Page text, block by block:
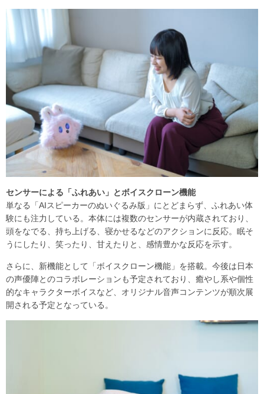
センサーによる「ふれあい」とボイスクローン機能
単なる「AIスピーカーのぬいぐるみ版」にとどまらず、ふれあい体
験にも注力している。本体には複数のセンサーが内蔵されており、
頭をなでる、持ち上げる、寝かせるなどのアクションに反応。眠そ
うにしたり、笑ったり、甘えたりと、感情豊かな反応を示す。
さらに、新機能として「ボイスクローン機能」を搭載。今後は日本
の声優陣とのコラボレーションも予定されており、癒やし系や個性
的なキャラクターボイスなど、オリジナル音声コンテンツが順次展
開される予定となっている。